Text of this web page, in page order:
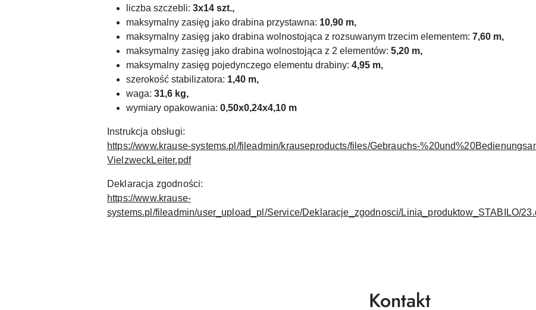
liczba szczebli: 3x14 szt.,
maksymalny zasięg jako drabina przystawna: 10,90 m,
maksymalny zasięg jako drabina wolnostojąca z rozsuwanym trzecim elementem: 7,60 m,
maksymalny zasięg jako drabina wolnostojąca z 2 elementów: 5,20 m,
maksymalny zasięg pojedynczego elementu drabiny: 4,95 m,
szerokość stabilizatora: 1,40 m,
waga: 31,6 kg,
wymiary opakowania: 0,50x0,24x4,10 m
Instrukcja obsługi:
https://www.krause-systems.pl/fileadmin/krauseproducts/files/Gebrauchs-
VielzweckLeiter.pdf
Deklaracja zgodności:
https://www.krause-
systems.pl/fileadmin/user_upload_pl/Service/Deklaracje_zgodnosci/Linia_produktow_STABILO/
Kontakt